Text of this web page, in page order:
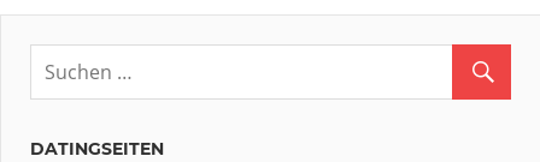
DATINGSEITEN